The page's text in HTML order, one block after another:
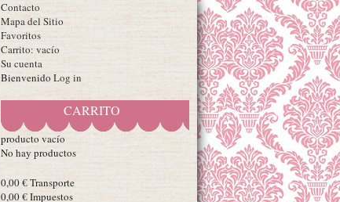
Contacto
Mapa del Sitio
Favoritos
Carrito: vacío
Su cuenta
Bienvenido Log in
CARRITO
producto vacío
No hay productos
0,00 €Transporte
0,00 €Impuestos